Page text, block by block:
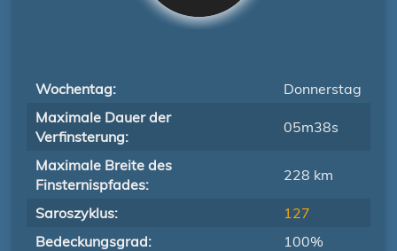
Wochentag:
Donnerstag
Maximale Dauer der
Verfinsterung:
05m38s
Maximale Breite des
Finsternispfades:
228 km
Saroszyklus:
127
Bedeckungsgrad:
100%